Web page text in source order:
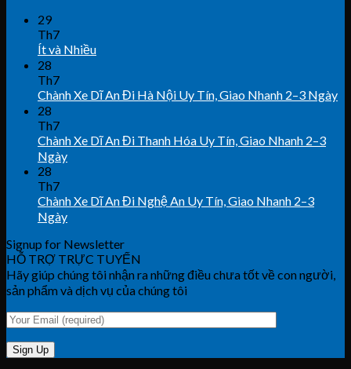
29
Th7
Ít và Nhiều
28
Th7
Chành Xe Dĩ An Đi Hà Nội Uy Tín, Giao Nhanh 2–3 Ngày
28
Th7
Chành Xe Dĩ An Đi Thanh Hóa Uy Tín, Giao Nhanh 2–3
Ngày
28
Th7
Chành Xe Dĩ An Đi Nghệ An Uy Tín, Giao Nhanh 2–3
Ngày
Signup for Newsletter
HỖ TRỢ TRỰC TUYẾN
Hãy giúp chúng tôi nhận ra những điều chưa tốt về con người,
sản phẩm và dịch vụ của chúng tôi